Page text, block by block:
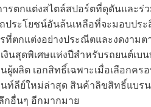
รตกแต่งสไตล์สปอร์ตที่ดุดันและร่
ประโยชน์อันล้นเหลือที่จะมอบปร
ที่ตกแต่งอย่างประณีตและงดงาม
นสุดพิเศษแห่งปีสำหรับรถยนต์เบ
ผลิต เอกสิทธิ์เฉพาะเมื่อเลือกคร
ท์ลีย์ใหม่ล่าสุด สินค้าลิขสิทธิ์แบร
กอื่นๆ อีกมากมาย